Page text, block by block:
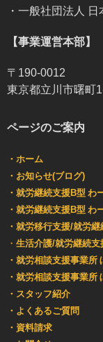
・一般社団法人
【事業運営本部】
〒190-0012
東京都立川市曙町
ページのご案内
・ホーム
・お知らせ(ブログ)
・就労継続支援B型 わ
・就労継続支援B型 わ
・就労移行支援/就労
・ 生活介護/就労継続
・就労相談支援事業所
・就労相談支援事業所
・スタッフ紹介
・よくあるご質問
・資料請求